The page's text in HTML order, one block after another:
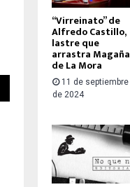
“Virreinato” de
Alfredo Castillo,
lastre que
arrastra Magaña
de La Mora
11 de septiembre
de 2024